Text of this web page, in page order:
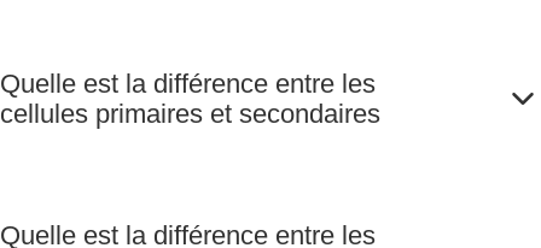
Quelle est la différence entre les
cellules primaires et secondaires
Quelle est la différence entre les